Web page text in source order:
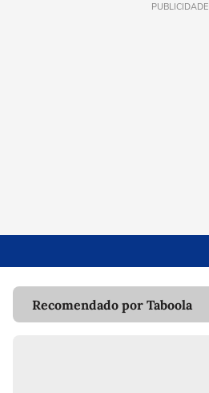
PUBLICIDADE
Recomendado por Taboola